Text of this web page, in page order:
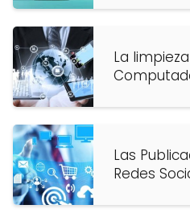
La
Las
Redes